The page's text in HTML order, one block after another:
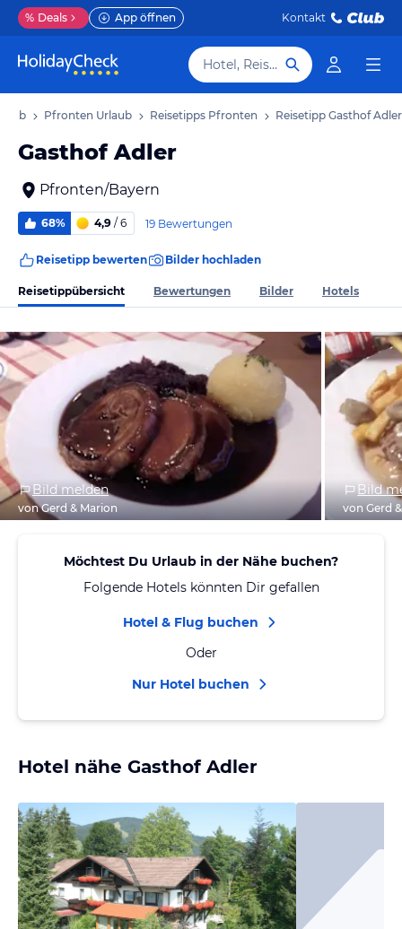
% Deals App öffnen Kontakt
Hotel, Reiseziel
Pfronten Urlaub Reisetipps Pfronten Reisetipp Gasthof Adler
Gasthof Adler
Pfronten/Bayern
68% 4,9 / 6 19 Bewertungen
Reisetipp bewerten Bilder hochladen
Reisetippübersicht Bewertungen Bilder Hotels
Bild melden
von Gerd & Marion
Bild
von Gerd
Möchtest Du Urlaub in der Nähe buchen?
Folgende Hotels könnten Dir gefallen
Hotel & Flug buchen
Oder
Nur Hotel buchen
Hotel nähe Gasthof Adler